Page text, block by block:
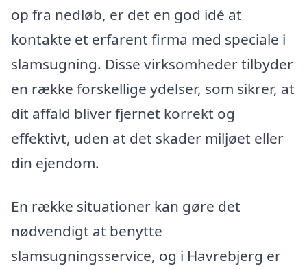
op fra nedløb, er det en god idé at
kontakte et erfarent firma med speciale i
slamsugning. Disse virksomheder tilbyder
en række forskellige ydelser, som sikrer, at
dit affald bliver fjernet korrekt og
effektivt, uden at det skader miljøet eller
din ejendom.
En række situationer kan gøre det
nødvendigt at benytte
slamsugningsservice, og i Havrebjerg er